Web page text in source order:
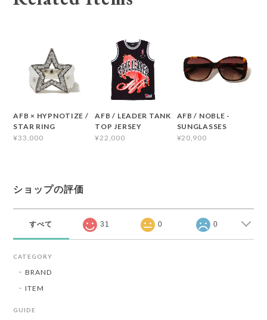
AFB × HYPNOTIZE /
STAR RING
¥33,000
AFB / LEADER TANK
TOP JERSEY
¥22,000
AFB / NOBLE -
SUNGLASSES
¥20,900
ショップの評価
すべて 31 0 0
CATEGORY
BRAND
ITEM
GUIDE